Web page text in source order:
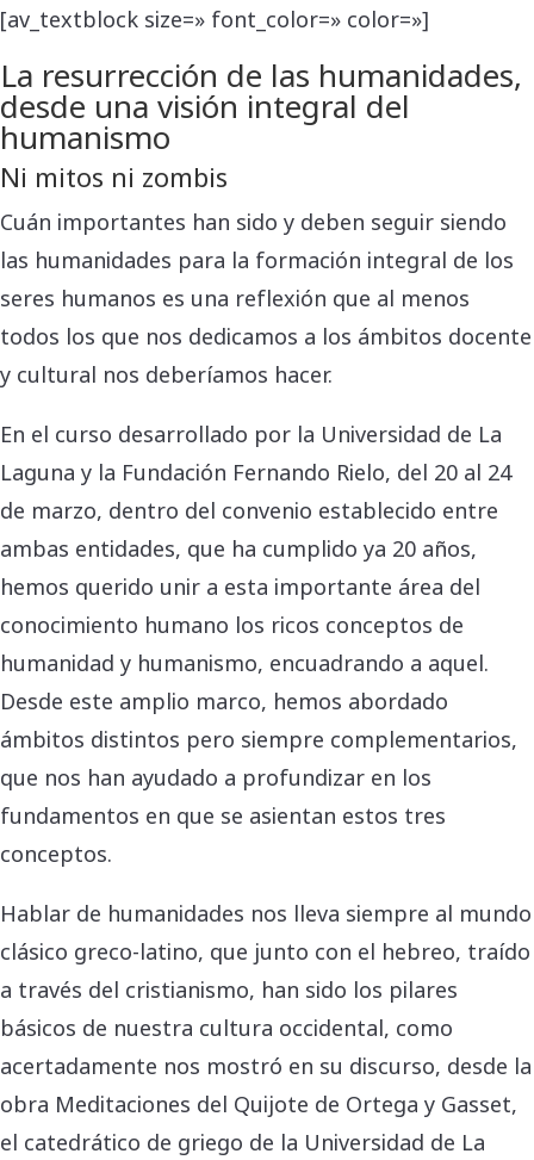
[av_textblock size=» font_color=» color=»]
La resurrección de las humanidades,
desde una visión integral del
humanismo
Ni mitos ni zombis
Cuán importantes han sido y deben seguir siendo
las humanidades para la formación integral de los
seres humanos es una reflexión que al menos
todos los que nos dedicamos a los ámbitos docente
y cultural nos deberíamos hacer.
En el curso desarrollado por la Universidad de La
Laguna y la Fundación Fernando Rielo, del 20 al 24
de marzo, dentro del convenio establecido entre
ambas entidades, que ha cumplido ya 20 años,
hemos querido unir a esta importante área del
conocimiento humano los ricos conceptos de
humanidad y humanismo, encuadrando a aquel.
Desde este amplio marco, hemos abordado
ámbitos distintos pero siempre complementarios,
que nos han ayudado a profundizar en los
fundamentos en que se asientan estos tres
conceptos.
Hablar de humanidades nos lleva siempre al mundo
clásico greco-latino, que junto con el hebreo, traído
a través del cristianismo, han sido los pilares
básicos de nuestra cultura occidental, como
acertadamente nos mostró en su discurso, desde la
obra Meditaciones del Quijote de Ortega y Gasset,
el catedrático de griego de la Universidad de La